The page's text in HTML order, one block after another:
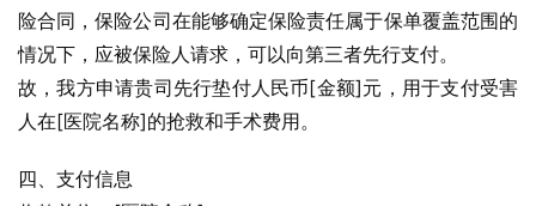
险合同，保险公司在能够确定保险责任属于保单覆盖范围的
情况下，应被保险人请求，可以向第三者先行支付。
故，我方申请贵司先行垫付人民币[金额]元，用于支付受害
人在[医院名称]的抢救和手术费用。
四、支付信息